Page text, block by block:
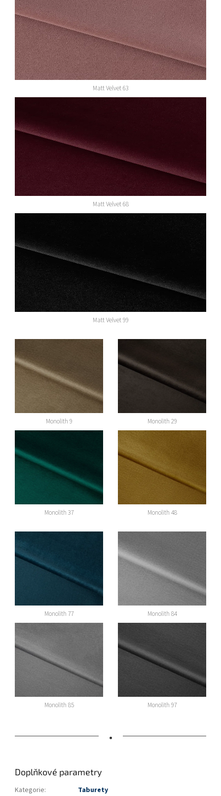
Matt Velvet 63
Matt Velvet 68
Matt Velvet 99
Monolith 9 Monolith 29
Monolith 37 Monolith 48
Monolith 77 Monolith 84
Monolith 85 Monolith 97
•
Doplňkové parametry
Kategorie:
Taburety